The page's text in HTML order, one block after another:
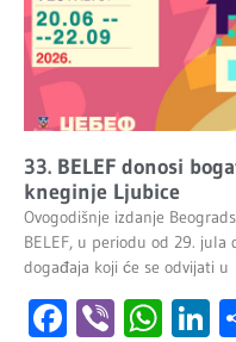
33. BELEF donosi
kneginje Ljubice
Ovogodišnje izdanje
BELEF, u periodu od 29.
događaja koji će se odvijati u
Facebook
Viber